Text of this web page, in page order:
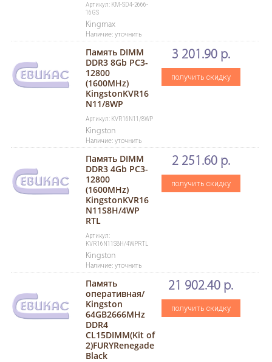
Артикул: KM-SD4-2666-
16GS
Kingmax
Наличие: уточнить
Память DIMM
DDR3 8Gb PC3-
12800
(1600MHz)
KingstonKVR16
N11/8WP
Артикул: KVR16N11/8WP
Kingston
Наличие: уточнить
3 201.90 р.
получить скидку
Память DIMM
DDR3 4Gb PC3-
12800
(1600MHz)
KingstonKVR16
N11S8H/4WP
RTL
Артикул:
KVR16N11S8H/4WPRTL
Kingston
Наличие: уточнить
2 251.60 р.
получить скидку
Память
оперативная/
Kingston
64GB2666MHz
DDR4
CL15DIMM(Kit of
2)FURYRenegade
Black
21 902.40 р.
получить скидку